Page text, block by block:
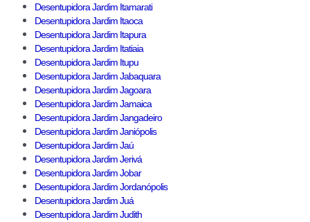
Desentupidora Jardim Itamarati
Desentupidora Jardim Itaoca
Desentupidora Jardim Itapura
Desentupidora Jardim Itatiaia
Desentupidora Jardim Itupu
Desentupidora Jardim Jabaquara
Desentupidora Jardim Jagoara
Desentupidora Jardim Jamaica
Desentupidora Jardim Jangadeiro
Desentupidora Jardim Janiópolis
Desentupidora Jardim Jaú
Desentupidora Jardim Jerivá
Desentupidora Jardim Jobar
Desentupidora Jardim Jordanópolis
Desentupidora Jardim Juá
Desentupidora Jardim Judith